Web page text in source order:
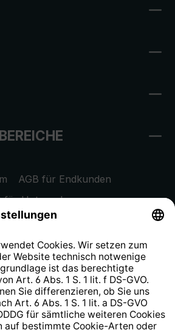
AGB für Endkunden
für Unternehmen
Barrierefreiheit